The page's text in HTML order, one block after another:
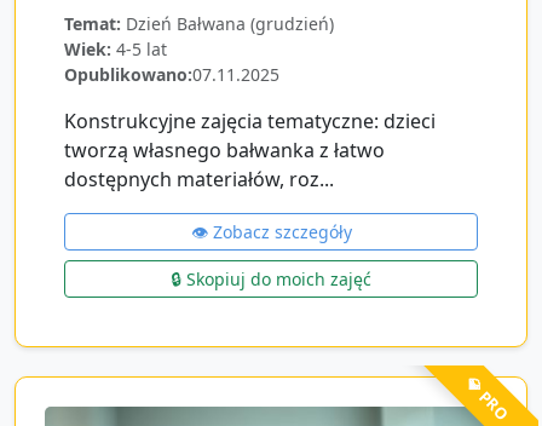
Temat: Dzień Bałwana (grudzień)
Wiek: 4-5 lat
Opublikowano:07.11.2025
Konstrukcyjne zajęcia tematyczne: dzieci
tworzą własnego bałwanka z łatwo
dostępnych materiałów, roz...
👁️ Zobacz szczegóły
🔒 Skopiuj do moich zajęć
💎 PRO